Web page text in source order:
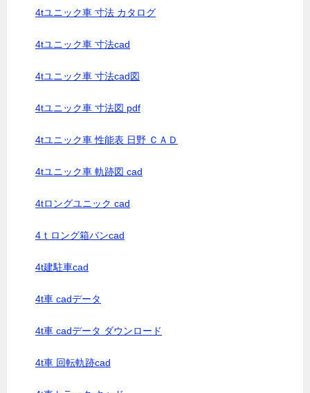
4tユニック車 寸法 カタログ
4tユニック車 寸法cad
4tユニック車 寸法cad図
4tユニック車 寸法図 pdf
4tユニック車 性能表 日野 ＣＡＤ
4tユニック車 軌跡図 cad
4tロングユニック cad
4ｔロング箱バンcad
4t建駐車cad
4t車 cadデータ
4t車 cadデータ ダウンロード
4t車 回転軌跡cad